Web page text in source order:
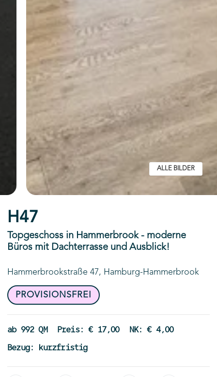
ALLE BILDER
H47
Topgeschoss in Hammerbrook - moderne
Büros mit Dachterrasse und Ausblick!
Hammerbrookstraße 47, Hamburg-Hammerbrook
PROVISIONSFREI
ab 992 QM Preis: € 17,00
NK: € 4,00
Bezug: kurzfristig